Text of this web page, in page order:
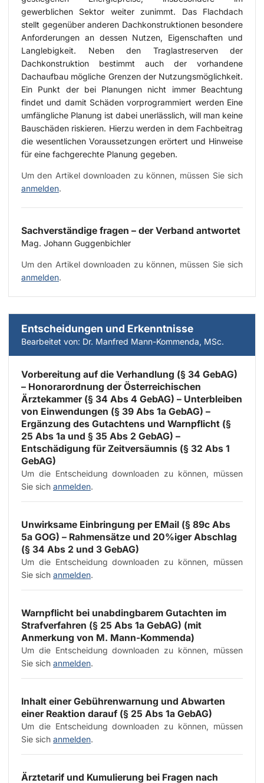
gewerblichen Sektor weiter zunimmt. Das Flachdach
stellt gegenüber anderen Dachkonstruktionen besondere
Anforderungen an dessen Nutzen, Eigenschaften und
Langlebigkeit. Neben den Traglastreserven der
Dachkonstruktion bestimmt auch der vorhandene
Dachaufbau mögliche Grenzen der Nutzungsmöglichkeit.
Ein Punkt der bei Planungen nicht immer Beachtung
findet und damit Schäden vorprogrammiert werden Eine
umfängliche Planung ist dabei unerlässlich, will man keine
Bauschäden riskieren. Hierzu werden in dem Fachbeitrag
die wesentlichen Voraussetzungen erörtert und Hinweise
für eine fachgerechte Planung gegeben.
Um den Artikel downloaden zu können, müssen Sie sich
anmelden.
Sachverständige fragen – der Verband antwortet
Mag. Johann Guggenbichler
Um den Artikel downloaden zu können, müssen Sie sich
anmelden.
Entscheidungen und Erkenntnisse
Bearbeitet von: Dr. Manfred Mann-Kommenda, MSc.
Vorbereitung auf die Verhandlung (§ 34 GebAG)
– Honorarordnung der Österreichischen
Ärztekammer (§ 34 Abs 4 GebAG) – Unterbleiben
von Einwendungen (§ 39 Abs 1a GebAG) –
Ergänzung des Gutachtens und Warnpflicht (§
25 Abs 1a und § 35 Abs 2 GebAG) –
Entschädigung für Zeitversäumnis (§ 32 Abs 1
GebAG)
Um die Entscheidung downloaden zu können, müssen
Sie sich anmelden.
Unwirksame Einbringung per E­Mail (§ 89c Abs
5a GOG) – Rahmensätze und 20%iger Abschlag
(§ 34 Abs 2 und 3 GebAG)
Um die Entscheidung downloaden zu können, müssen
Sie sich anmelden.
Warnpflicht bei unabdingbarem Gutachten im
Strafverfahren (§ 25 Abs 1a GebAG) (mit
Anmerkung von M. Mann-Kommenda)
Um die Entscheidung downloaden zu können, müssen
Sie sich anmelden.
Inhalt einer Gebührenwarnung und Abwarten
einer Reaktion darauf (§ 25 Abs 1a GebAG)
Um die Entscheidung downloaden zu können, müssen
Sie sich anmelden.
Ärztetarif und Kumulierung bei Fragen nach